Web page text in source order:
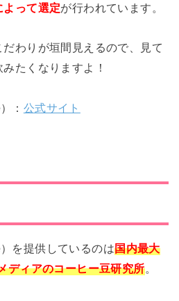
って選定が行われています。
わりが垣間見えるので、見て
たくなりますよ！
： 公式サイト
を提供しているのは国内最大
ディアのコーヒー豆研究所。